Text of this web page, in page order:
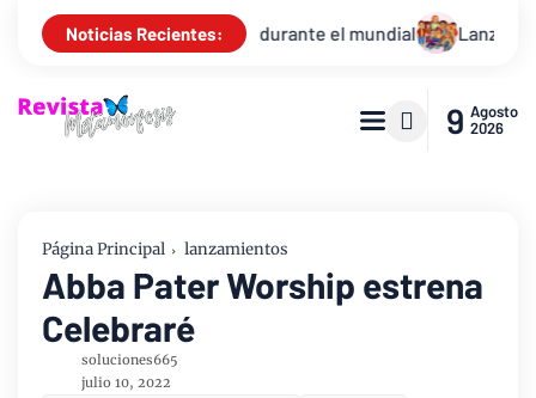
Noticias Recientes:
de Dios durante el mundial Lanzan canción infantil
9 Agosto
2026
Página Principal lanzamientos
Abba Pater Worship estrena
Celebraré
soluciones665
julio 10, 2022